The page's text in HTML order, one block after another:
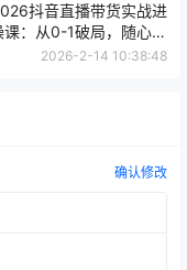
抖音直播带货实战进
课：从0-1破局，随心推
全域投放秘籍大公开！
2026-2-14 10:38:48
确认修改